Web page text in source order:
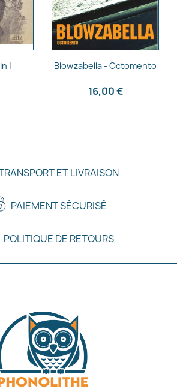
|
Aperçu rapide
Blowzabella - Octomento
16,00 €
ET LIVRAISON
PAIEMENT SÉCURISÉ
POLITIQUE DE RETOURS